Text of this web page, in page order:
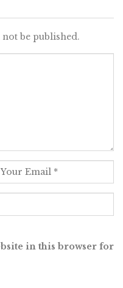
be published.
in this browser for